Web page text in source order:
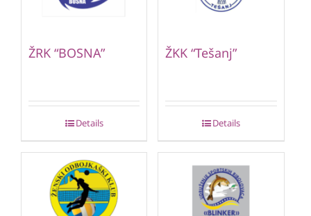
ŽRK “BOSNA”
Details
ŽKK “Tešanj”
Details